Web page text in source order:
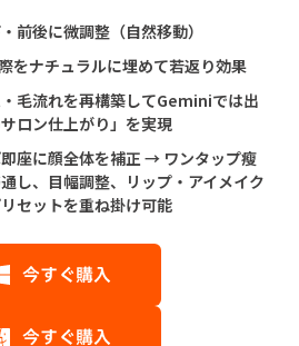
前後に微調整（自然移動）
をナチュラルに埋めて若返り効果
毛流れを再構築してGeminiでは出
ロン仕上がり」を実現
座に顔全体を補正 → ワンタップ瘦
し、目幅調整、リップ・アイメイク
セットを重ね掛け可能